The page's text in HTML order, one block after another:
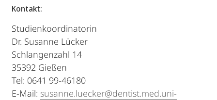
Kontakt:
Studienkoordinatorin
Dr. Susanne Lücker
Schlangenzahl 14
35392 Gießen
Tel: 0641 99-46180
E-Mail: susanne.luecker@dentist.med.uni-